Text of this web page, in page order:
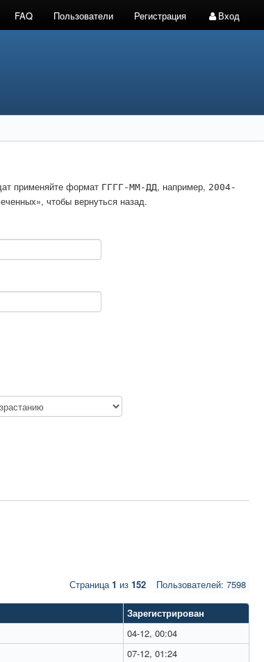
FAQ Пользователи Регистрация Вход
применяйте формат ГГГГ-ММ-ДД, например, 2004-
чтобы вернуться назад.
Пользователей: 7598
Страница1 из 152
Зарегистрирован
04-12, 00:04
07-12, 01:24